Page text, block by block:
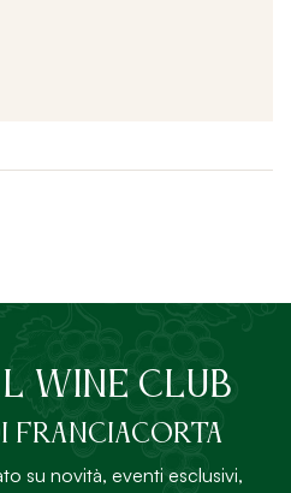
Wine Club
Franciacorta
su novità, eventi esclusivi,